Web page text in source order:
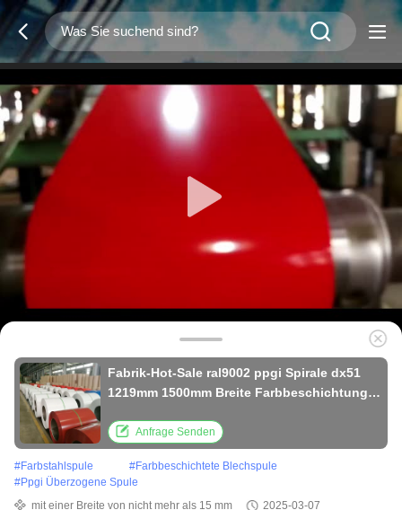
Fabrik-Hot-Sale ral9002 ppgi Spirale dx51
1219mm 1500mm Breite Farbbeschichtung
Anfrage Senden
#Farbstahlspule #Farbbeschichtete Blechspule
#Ppgi Überzogene Spule
mit einer Breite von nicht mehr als 15 mm
2025-03-07